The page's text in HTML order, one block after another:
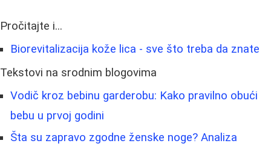
Pročitajte i...
Biorevitalizacija kože lica - sve što treba da znate
Tekstovi na srodnim blogovima
Vodič kroz bebinu garderobu: Kako pravilno obući
bebu u prvoj godini
Šta su zapravo zgodne ženske noge? Analiza